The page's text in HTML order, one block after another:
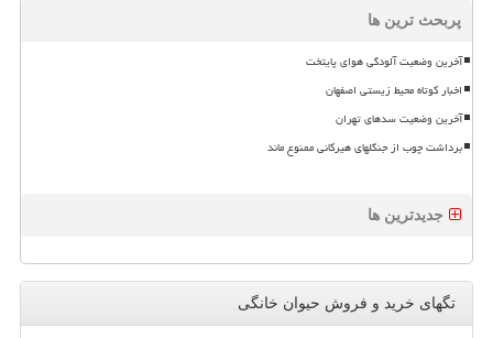
پربحث ترین ها
آخرین وضعیت آلودگی هوای پایتخت
اخبار کوتاه محیط زیستی اصفهان
آخرین وضعیت سدهای تهران
برداشت چوب از جنگلهای هیرکانی ممنوع ماند
جدیدترین ها
تگهای خرید و فروش حیوان خانگی